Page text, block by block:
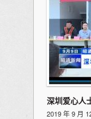
深圳爱心人
2019 年 9 月